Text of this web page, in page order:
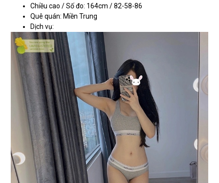
Chiều cao / Số đo: 164cm / 82-58-86
Quê quán: Miền Trung
Dịch vụ: